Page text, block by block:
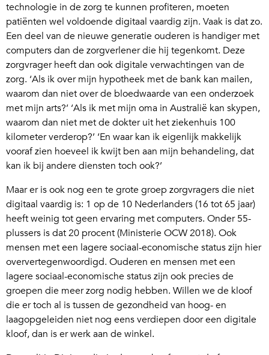
technologie in de zorg te kunnen profiteren, moeten
patiënten wel voldoende digitaal vaardig zijn. Vaak is dat zo.
Een deel van de nieuwe generatie ouderen is handiger met
computers dan de zorgverlener die hij tegenkomt. Deze
zorgvrager heeft dan ook digitale verwachtingen van de
zorg. ‘Als ik over mijn hypotheek met de bank kan mailen,
waarom dan niet over de bloedwaarde van een onderzoek
met mijn arts?’ ‘Als ik met mijn oma in Australië kan skypen,
waarom dan niet met de dokter uit het ziekenhuis 100
kilometer verderop?’ ‘En waar kan ik eigenlijk makkelijk
vooraf zien hoeveel ik kwijt ben aan mijn behandeling, dat
kan ik bij andere diensten toch ook?’
Maar er is ook nog een te grote groep zorgvragers die niet
digitaal vaardig is: 1 op de 10 Nederlanders (16 tot 65 jaar)
heeft weinig tot geen ervaring met computers. Onder 55-
plussers is dat 20 procent (Ministerie OCW 2018). Ook
mensen met een lagere sociaal-economische status zijn hier
oververtegenwoordigd. Ouderen en mensen met een
lagere sociaal-economische status zijn ook precies de
groepen die meer zorg nodig hebben. Willen we de kloof
die er toch al is tussen de gezondheid van hoog- en
laagopgeleiden niet nog eens verdiepen door een digitale
kloof, dan is er werk aan de winkel.